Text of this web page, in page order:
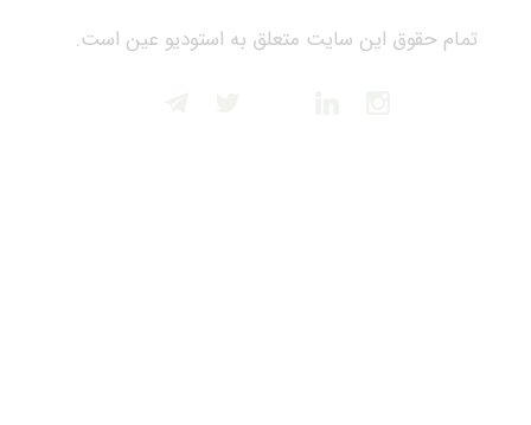
تمام حقوق این سایت متعلق به استودیو عین است.